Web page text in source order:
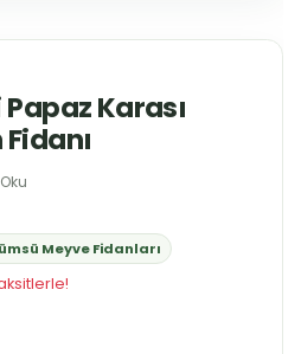
Karası
Meyve Fidanları